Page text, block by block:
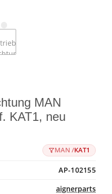
MAN
KAT1, neu
MAN /KAT1
AP-102155
aignerparts